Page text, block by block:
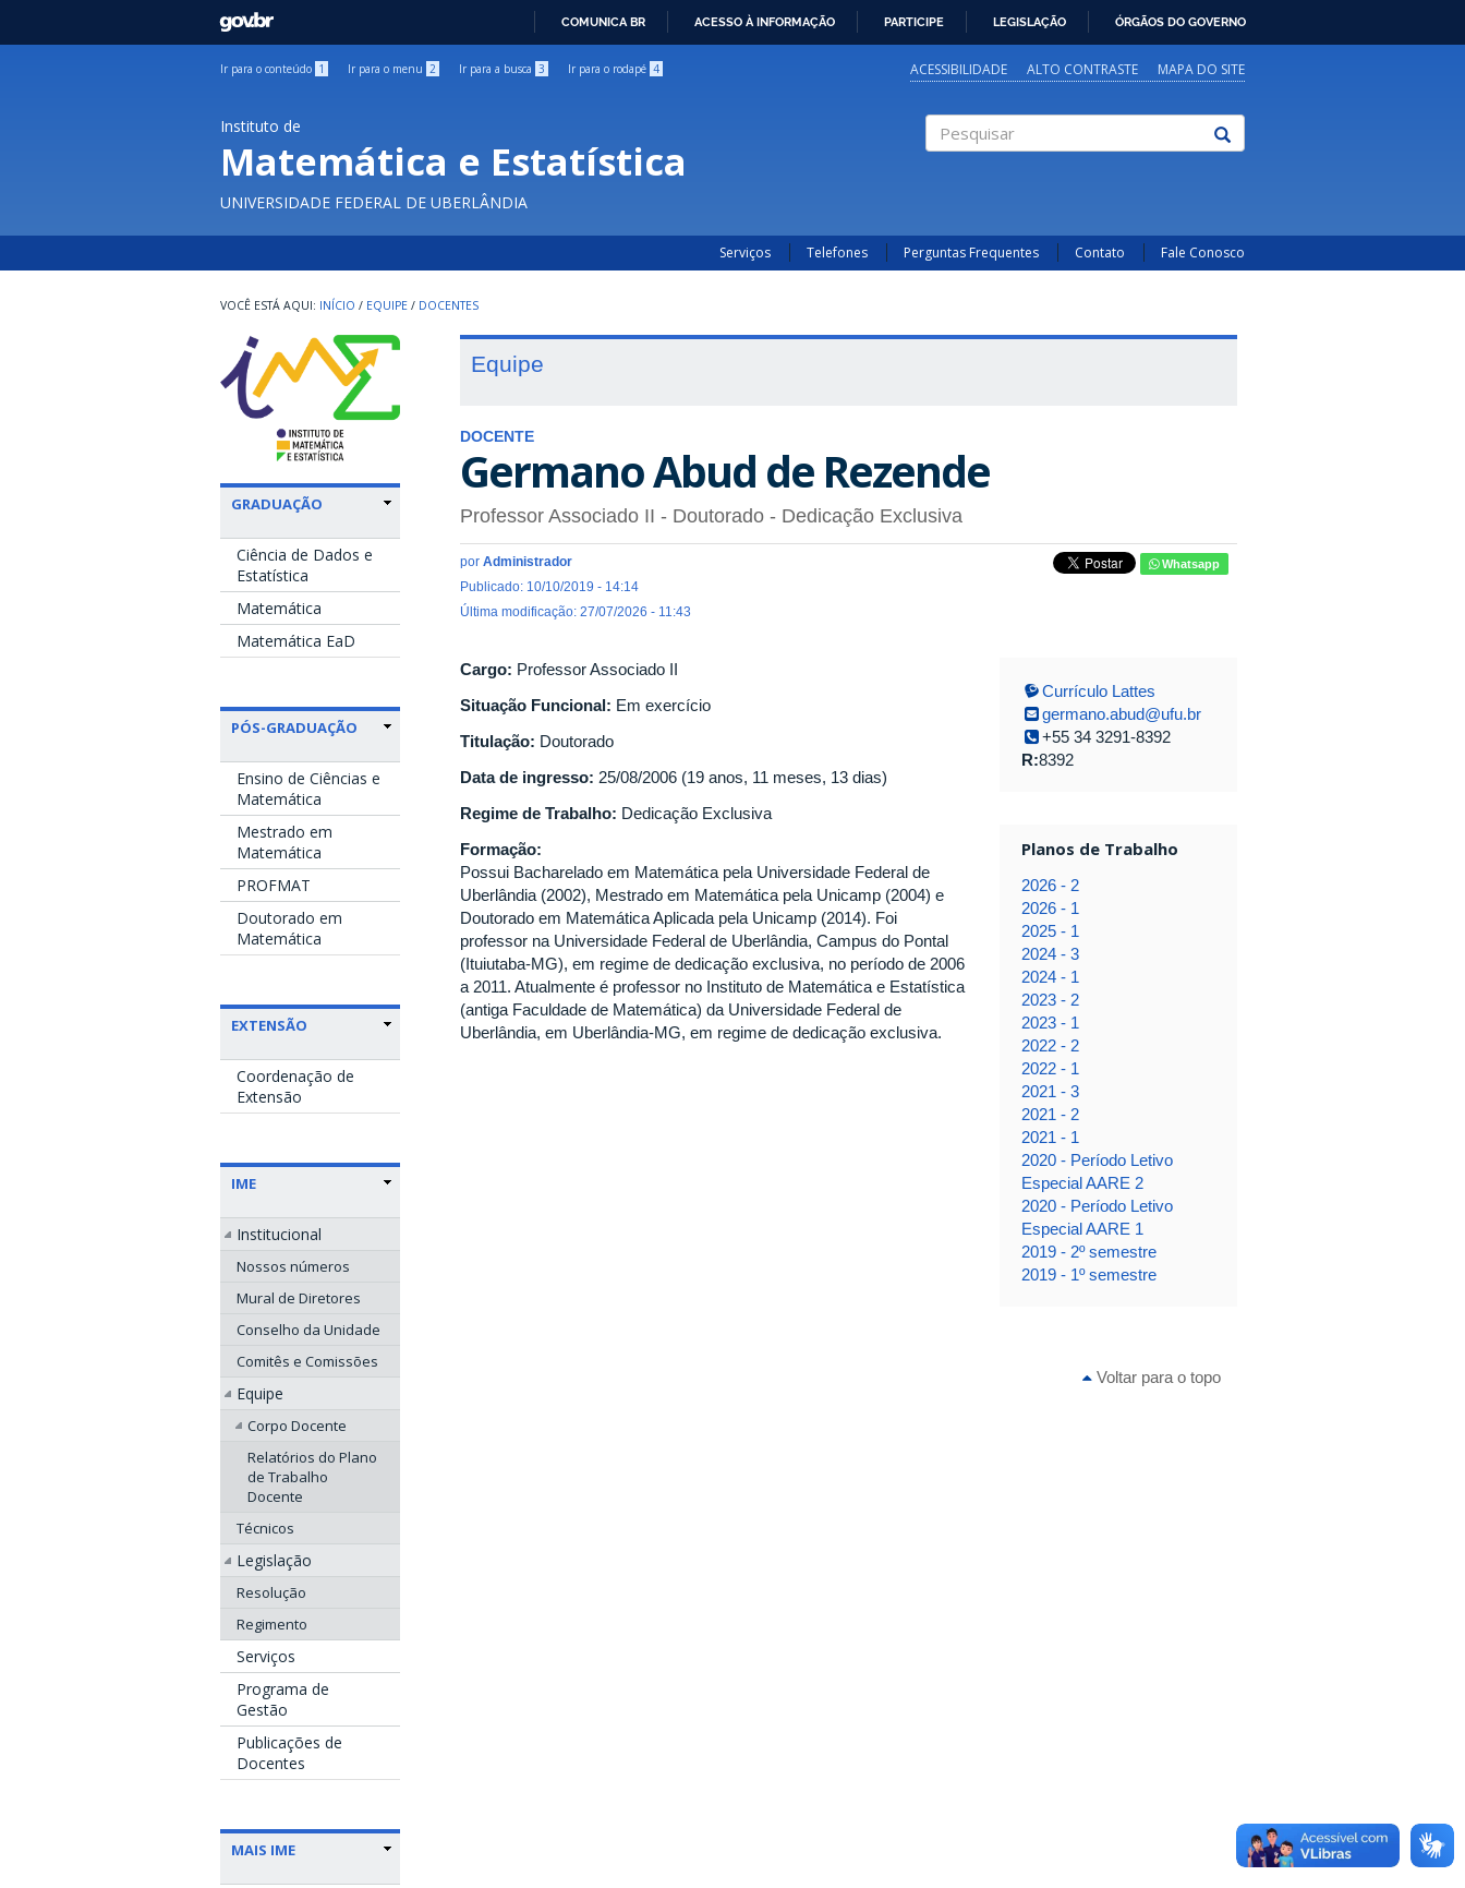
GOVBR
COMUNICA BR ACESSO À INFORMAÇÃO PARTICIPE LEGISLAÇÃO ÓRGÃOS DO GOVERNO
Ir para o conteúdo 1 Ir para o menu 2 Ir para a busca 3 Ir para o rodapé 4 ACESSIBILIDADE ALTO CONTRASTE MAPA DO SITE
Instituto de
Matemática e Estatística
UNIVERSIDADE FEDERAL DE UBERLÂNDIA
Serviços Telefones Perguntas Frequentes Contato Fale Conosco
INÍCIO / EQUIPE / DOCENTES
GRADUAÇÃO
Ciência de Dados e
Estatística
Matemática
Matemática EaD
PÓS-GRADUAÇÃO
Ensino de Ciências e
Matemática
Mestrado em
Matemática
PROFMAT
Doutorado em
Matemática
EXTENSÃO
Coordenação de
Extensão
IME
Institucional
Nossos números
Mural de Diretores
Conselho da Unidade
Comitês e Comissões
Equipe
Corpo Docente
Relatórios do Plano
de Trabalho
Docente
Técnicos
Legislação
Resolução
Regimento
Serviços
Programa de
Gestão
Publicações de
Docentes
MAIS IME
Equipe
DOCENTE
Germano Abud de Rezende
Professor Associado II - Doutorado - Dedicação Exclusiva
por Administrador
Publicado: 10/10/2019 - 14:14
Última modificação: 27/07/2026 - 11:43
Whatsapp
Cargo: Professor Associado II
Situação Funcional: Em exercício
Titulação: Doutorado
Data de ingresso: 25/08/2006 (19 anos, 11 meses, 13 dias)
Regime de Trabalho: Dedicação Exclusiva
Formação:
Possui Bacharelado em Matemática pela Universidade Federal de
Uberlândia (2002), Mestrado em Matemática pela Unicamp (2004) e
Doutorado em Matemática Aplicada pela Unicamp (2014). Foi
professor na Universidade Federal de Uberlândia, Campus do Pontal
(Ituiutaba-MG), em regime de dedicação exclusiva, no período de 2006
a 2011. Atualmente é professor no Instituto de Matemática e Estatística
(antiga Faculdade de Matemática) da Universidade Federal de
Uberlândia, em Uberlândia-MG, em regime de dedicação exclusiva.
Currículo Lattes
germano.abud@ufu.br
+55 34 3291-8392
R:8392
Planos de Trabalho
2026 - 2
2026 - 1
2025 - 1
2024 - 3
2024 - 1
2023 - 2
2023 - 1
2022 - 2
2022 - 1
2021 - 3
2021 - 2
2021 - 1
2020 - Período Letivo
Especial AARE 2
2020 - Período Letivo
Especial AARE 1
2019 - 2º semestre
2019 - 1º semestre
Voltar para o topo